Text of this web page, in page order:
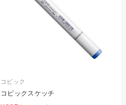
コピック
コピックスケッチ